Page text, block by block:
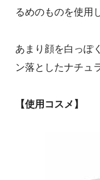
るめのものを使用
あまり顔を白っぽ
ン落としたナチュ
【使用コスメ】